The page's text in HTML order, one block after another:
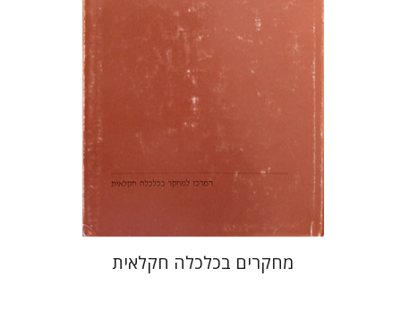
$15
מחקרים בכלכלה חקלאית